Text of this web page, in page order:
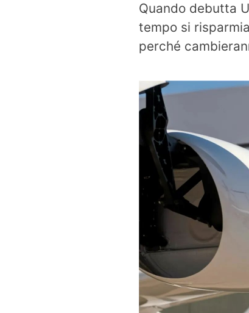
Quando debutta
tempo si
perché